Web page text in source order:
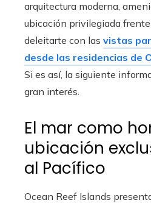
arquitectura moderna,
ubicación privilegiada
deleitarte con las vistas
desde las residencias de
Si es así, la siguiente
gran interés.
El mar como
ubicación
al Pacífico
Ocean Reef Islands